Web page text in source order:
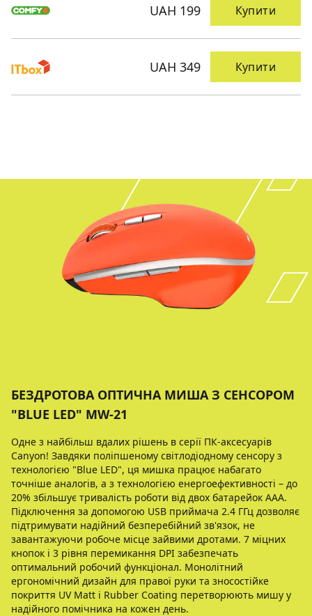
UAH 199 Купити
UAH 349 Купити
БЕЗДРОТОВА ОПТИЧНА МИША З СЕНСОРОМ
"BLUE LED" MW-21
Одне з найбільш вдалих рішень в серії ПК-аксесуарів
Canyon! Завдяки поліпшеному світлодіодному сенсору з
технологією "Blue LED", ця мишка працює набагато
точніше аналогів, а з технологією енергоефективності – до
20% збільшує тривалість роботи від двох батарейок ААА.
Підключення за допомогою USB приймача 2.4 ГГц дозволяє
підтримувати надійний безперебійний зв'язок, не
завантажуючи робоче місце зайвими дротами. 7 міцних
кнопок і 3 рівня перемикання DPI забезпечать
оптимальний робочий функціонал. Монолітний
ергономічний дизайн для правої руки та зносостійке
покриття UV Matt і Rubber Coating перетворюють мишу у
надійного помічника на кожен день.